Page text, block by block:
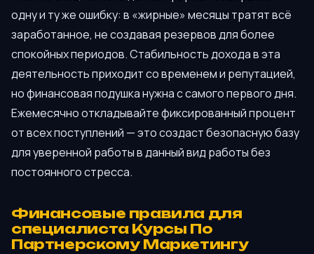
одну и ту же ошибку: в «жирные» месяцы тратят всё
заработанное, не создавая резервов для более
спокойных периодов. Стабильность дохода в эта
деятельность приходит со временем и репутацией,
но финансовая подушка нужна с самого первого дня.
Ежемесячно откладывайте фиксированный процент
от всех поступлений — это создаст безопасную базу
для уверенной работы в данный вид работы без
постоянного стресса.
Финансовые правила для
специалиста Курсы По
Партнерскому Маркетингу